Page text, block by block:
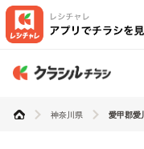
神奈川県 愛甲郡愛